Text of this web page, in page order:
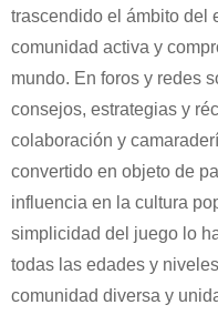
trascendido el ámbito del
comunidad activa y
mundo. En foros y redes
consejos, estrategias y
colaboración y
convertido en objeto de
influencia en la cultura
simplicidad del juego lo
todas las edades y
comunidad diversa y